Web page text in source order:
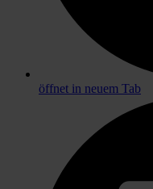
öffnet in neuem Tab